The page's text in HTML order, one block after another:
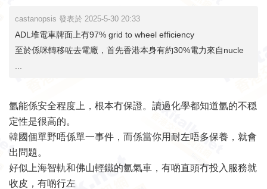
castanopsis 發表於 2025-5-30 20:33
ADL堆電車牌面上有97% grid to wheel efficiency
至於係咪轉移咗去電廠，首先香港本身有約30%電力來自nucle
氫能係安全程度上，根本冇保證。讀過化學都知道氫的不穏
定性是很高的。
韓國個單野唔係單一事件，而係當你用耐左唔多保養，就會
出問題。
好似上海智軌和佛山輕鐵的氫氣車，有啲直頭冇投入服務就
收皮，有啲行左